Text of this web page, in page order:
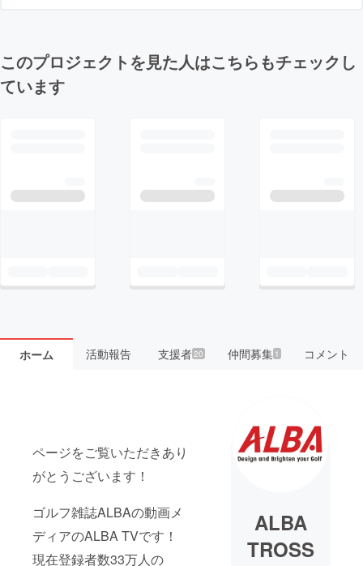
このプロジェクトを見た人はこちらもチェックし
ています
ホーム 活動報告 支援者20 仲間募集 1 コメント
ページをご覧いただきあり
がとうございます！
ゴルフ雑誌ALBAの動画メ
ディアのALBA TVです！
現在登録者数33万人の
ALBA
TROSS